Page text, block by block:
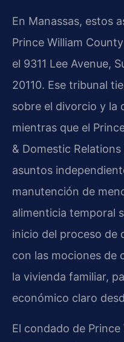
En Manassas, estos
Prince William
el 9311 Lee Avenue,
20110. Ese tribunal
sobre el divorcio y la
mientras que el
& Domestic
asuntos
manutención de
alimenticia temporal
inicio del proceso de
con las mociones de
la vivienda familiar,
económico claro
El condado de